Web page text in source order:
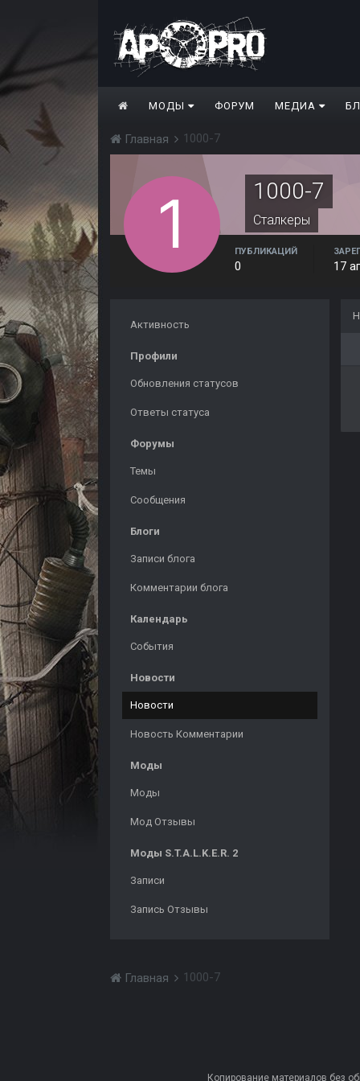
МОДЫ ФОРУМ МЕДИА
Главная 1000-7
1000-7
Сталкеры
ПУБЛИКАЦИЙ
0 17
Активность
Профили
Обновления статусов
Ответы статуса
Форумы
Темы
Сообщения
Блоги
Записи блога
Комментарии блога
Календарь
События
Новости
Новости
Новость Комментарии
Моды
Моды
Мод Отзывы
Моды S.T.A.L.K.E.R. 2
Записи
Запись Отзывы
Главная 1000-7
Копирование материалов без